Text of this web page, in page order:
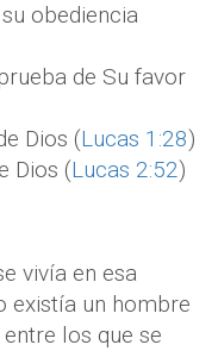
obediencia
de Su favor
Dios (Lucas 1:28)
Dios (Lucas 2:52)
vivía en esa
existía un hombre
los que se